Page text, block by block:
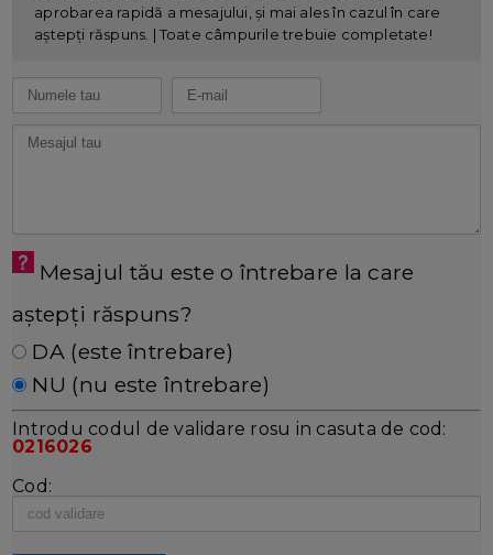
aprobarea rapidă a mesajului, și mai ales în cazul în care
aștepți răspuns. | Toate câmpurile trebuie completate!
Mesajul tău este o întrebare la care
aștepți răspuns?
DA (este întrebare)
NU (nu este întrebare)
Introdu codul de validare rosu in casuta de cod:
0216026
Cod: